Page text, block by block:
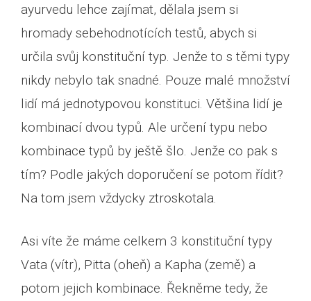
ayurvedu lehce zajímat, dělala jsem si
hromady sebehodnotících testů, abych si
určila svůj konstituční typ. Jenže to s těmi typy
nikdy nebylo tak snadné. Pouze malé množství
lidí má jednotypovou konstituci. Většina lidí je
kombinací dvou typů. Ale určení typu nebo
kombinace typů by ještě šlo. Jenže co pak s
tím? Podle jakých doporučení se potom řídit?
Na tom jsem vždycky ztroskotala.
Asi víte že máme celkem 3 konstituční typy
Vata (vítr), Pitta (oheň) a Kapha (země) a
potom jejich kombinace. Řekněme tedy, že